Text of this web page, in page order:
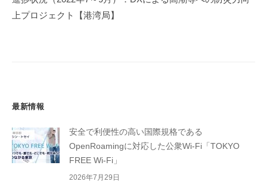
シ
上プロジェクト【港湾局】
最新情報
安全で利便性の高い国際規格である
OpenRoamingに対応した公衆Wi-Fi「TOKYO
FREE Wi-Fi」
2026年7月29日